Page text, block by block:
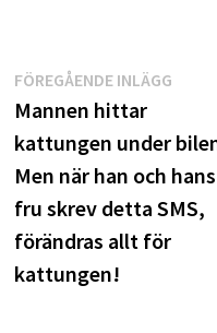
FÖREGÅENDE INLÄGG
Mannen hittar
kattungen under
Men när han och hans
fru skrev detta SMS,
förändras allt för
kattungen!